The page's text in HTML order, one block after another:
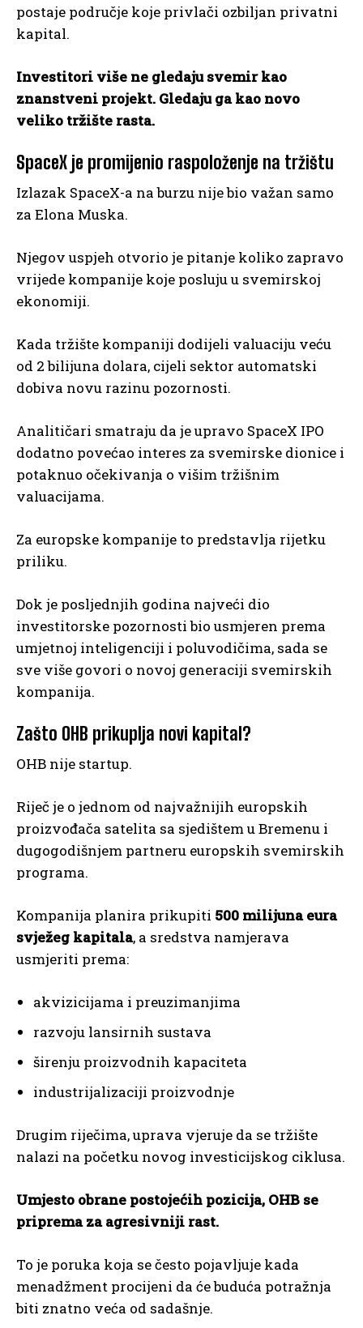
postaje područje koje privlači ozbiljan privatni
kapital.
Investitori više ne gledaju svemir kao
znanstveni projekt. Gledaju ga kao novo
veliko tržište rasta.
SpaceX je promijenio raspoloženje na tržištu
Izlazak SpaceX-a na burzu nije bio važan samo
za Elona Muska.
Njegov uspjeh otvorio je pitanje koliko zapravo
vrijede kompanije koje posluju u svemirskoj
ekonomiji.
Kada tržište kompaniji dodijeli valuaciju veću
od 2 bilijuna dolara, cijeli sektor automatski
dobiva novu razinu pozornosti.
Analitičari smatraju da je upravo SpaceX IPO
dodatno povećao interes za svemirske dionice i
potaknuo očekivanja o višim tržišnim
valuacijama.
Za europske kompanije to predstavlja rijetku
priliku.
Dok je posljednjih godina najveći dio
investitorske pozornosti bio usmjeren prema
umjetnoj inteligenciji i poluvodičima, sada se
sve više govori o novoj generaciji svemirskih
kompanija.
Zašto OHB prikuplja novi kapital?
OHB nije startup.
Riječ je o jednom od najvažnijih europskih
proizvođača satelita sa sjedištem u Bremenu i
dugogodišnjem partneru europskih svemirskih
programa.
Kompanija planira prikupiti 500 milijuna eura
svježeg kapitala, a sredstva namjerava
usmjeriti prema:
akvizicijama i preuzimanjima
razvoju lansirnih sustava
širenju proizvodnih kapaciteta
industrijalizaciji proizvodnje
Drugim riječima, uprava vjeruje da se tržište
nalazi na početku novog investicijskog ciklusa.
Umjesto obrane postojećih pozicija, OHB se
priprema za agresivniji rast.
To je poruka koja se često pojavljuje kada
menadžment procijeni da će buduća potražnja
biti znatno veća od sadašnje.